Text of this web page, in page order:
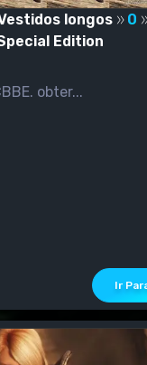
longos
0
Edition
Bolsa para um vestido longo CBBE. obter...
Ir